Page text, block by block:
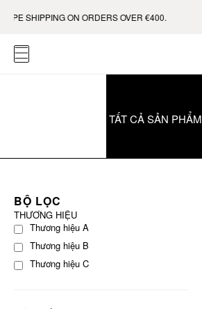
SHIPPING ON ORDERS OVER €400.
TẤT CẢ SẢN PHẨM
BỘ LỌC
THƯƠNG HIỆU
Thương hiệu A
Thương hiệu B
Thương hiệu C